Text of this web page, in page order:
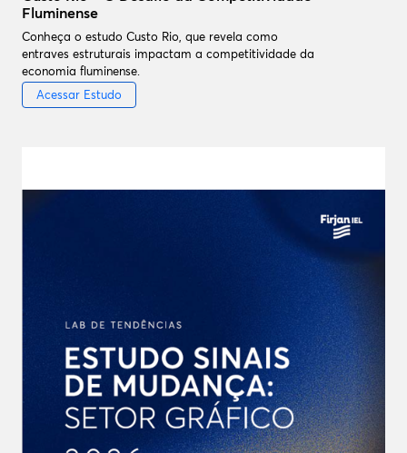
Fluminense
Conheça o estudo Custo Rio, que revela como
entraves estruturais impactam a competitividade da
economia fluminense.
Acessar Estudo